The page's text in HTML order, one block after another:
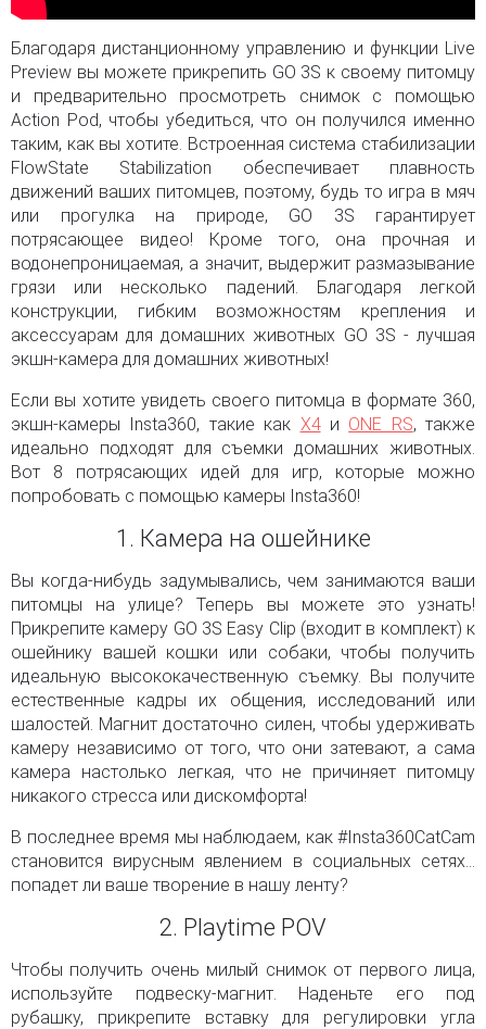
Благодаря дистанционному управлению и функции Live
Preview вы можете прикрепить GO 3S к своему питомцу
и предварительно просмотреть снимок с помощью
Action Pod, чтобы убедиться, что он получился именно
таким, как вы хотите. Встроенная система стабилизации
FlowState Stabilization обеспечивает плавность
движений ваших питомцев, поэтому, будь то игра в мяч
или прогулка на природе, GO 3S гарантирует
потрясающее видео! Кроме того, она прочная и
водонепроницаемая, а значит, выдержит размазывание
грязи или несколько падений. Благодаря легкой
конструкции, гибким возможностям крепления и
аксессуарам для домашних животных GO 3S - лучшая
экшн-камера для домашних животных!
Если вы хотите увидеть своего питомца в формате 360,
экшн-камеры Insta360, такие как X4и ONE RS, также
идеально подходят для съемки домашних животных.
Вот 8 потрясающих идей для игр, которые можно
попробовать с помощью камеры Insta360!
1. Камера на ошейнике
Вы когда-нибудь задумывались, чем занимаются ваши
питомцы на улице? Теперь вы можете это узнать!
Прикрепите камеру GO 3S Easy Clip (входит в комплект) к
ошейнику вашей кошки или собаки, чтобы получить
идеальную высококачественную съемку. Вы получите
естественные кадры их общения, исследований или
шалостей. Магнит достаточно силен, чтобы удерживать
камеру независимо от того, что они затевают, а сама
камера настолько легкая, что не причиняет питомцу
никакого стресса или дискомфорта!
В последнее время мы наблюдаем, как #Insta360CatCam
становится вирусным явлением в социальных сетях...
попадет ли ваше творение в нашу ленту?
2. Playtime POV
Чтобы получить очень милый снимок от первого лица,
используйте подвеску-магнит. Наденьте его под
рубашку, прикрепите вставку для регулировки угла